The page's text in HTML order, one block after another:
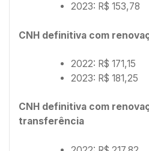
2023: R$ 153,78
CNH definitiva com
2022: R$ 171,15
2023: R$ 181,25
CNH definitiva com
transferência